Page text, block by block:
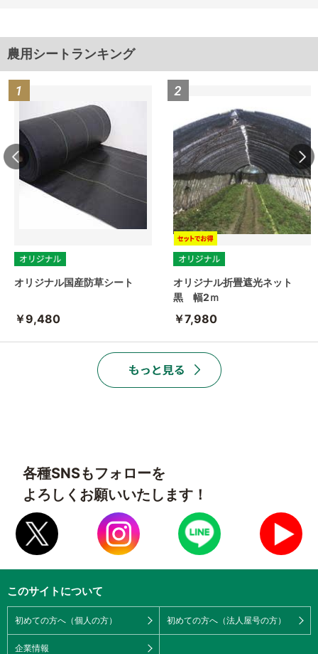
農用シートランキング
オリジナル国産防草シート
￥9,480
オリジナル折畳遮光ネット
黒 幅2ｍ
￥7,980
各種SNSもフォローを
よろしくお願いいたします！
このサイトについて
初めての方へ（個人の方） 初めての方へ（法人屋号の方）
企業情報